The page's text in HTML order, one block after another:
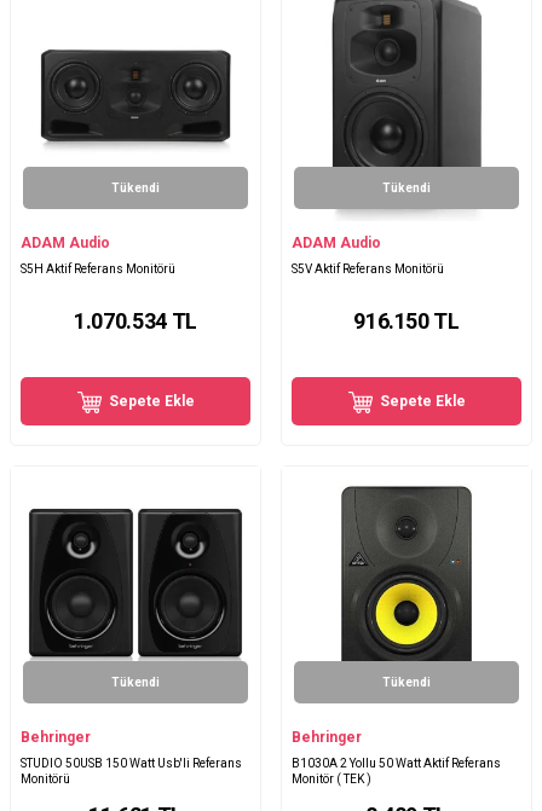
Tükendi
ADAM Audio
S5H Aktif Referans Monitörü
1.070.534TL
Sepete Ekle
Tükendi
ADAM Audio
S5V Aktif Referans Monitörü
916.150TL
Sepete Ekle
Tükendi
Behringer
STUDIO 50USB 150 Watt Usb'li Referans
Monitörü
Tükendi
Behringer
B1030A 2 Yollu 50 Watt Aktif Referans
Monitör ( TEK )